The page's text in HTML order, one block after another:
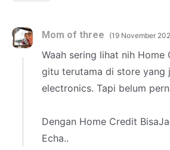
Mom of three 19 November
Waah sering lihat nih
gitu terutama di store yang
electronics. Tapi belum
Dengan Home Credit
Echa..